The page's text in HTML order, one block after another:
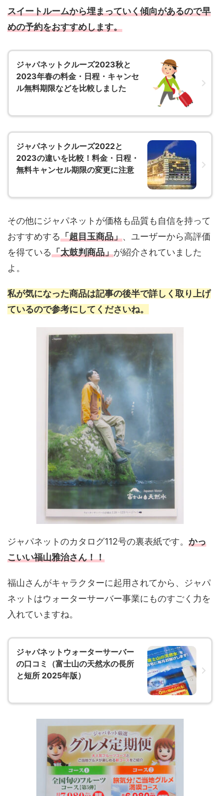
スイートルームから埋まっていく傾向があるので早
めの予約をおすすめします。
ジャパネットクルーズ2023秋と
2023年春の料金・日程・キャンセ
ル無料期限などを比較しました
ジャパネットクルーズ2022と
2023の違いを比較！料金・日程・
無料キャンセル期限の変更に注意
その他にジャパネットが価格も品質も自信を持って
おすすめする「超目玉商品」、ユーザーから高評価
を得ている「太鼓判商品」が紹介されていました
よ。
私が気になった商品は記事の後半で詳しく取り上げ
ているので参考にしてくださいね。
ジャパネットのカタログ112号の裏表紙です。 かっ
こいい福山雅治さん！！
福山さんがキャラクターに起用されてから、ジャパ
ネットはウォーターサーバー事業にものすごく力を
入れていますね。
ジャパネットウォーターサーバー
の口コミ（富士山の天然水の長所
と短所 2025年版）